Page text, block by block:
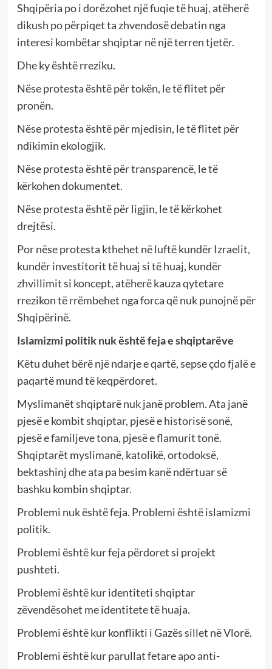
Shqipëria po i dorëzohet një fuqie të huaj, atëherë
dikush po përpiqet ta zhvendosë debatin nga
interesi kombëtar shqiptar në një terren tjetër.
Dhe ky është rreziku.
Nëse protesta është për tokën, le të flitet për
pronën.
Nëse protesta është për mjedisin, le të flitet për
ndikimin ekologjik.
Nëse protesta është për transparencë, le të
kërkohen dokumentet.
Nëse protesta është për ligjin, le të kërkohet
drejtësi.
Por nëse protesta kthehet në luftë kundër Izraelit,
kundër investitorit të huaj si të huaj, kundër
zhvillimit si koncept, atëherë kauza qytetare
rrezikon të rrëmbehet nga forca që nuk punojnë për
Shqipërinë.
Islamizmi politik nuk është feja e shqiptarëve
Këtu duhet bërë një ndarje e qartë, sepse çdo fjalë e
paqartë mund të keqpërdoret.
Myslimanët shqiptarë nuk janë problem. Ata janë
pjesë e kombit shqiptar, pjesë e historisë sonë,
pjesë e familjeve tona, pjesë e flamurit tonë.
Shqiptarët myslimanë, katolikë, ortodoksë,
bektashinj dhe ata pa besim kanë ndërtuar së
bashku kombin shqiptar.
Problemi nuk është feja. Problemi është islamizmi
politik.
Problemi është kur feja përdoret si projekt
pushteti.
Problemi është kur identiteti shqiptar
zëvendësohet me identitete të huaja.
Problemi është kur konflikti i Gazës sillet në Vlorë.
Problemi është kur parullat fetare apo anti-